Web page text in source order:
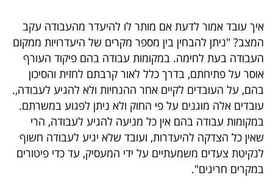
ניוזלטרים
מייל
אדום
פרסמו
באייס
איך עובד אמור לדעת אם מותר לו להיעדר מהעבודה עקב
המצב? "ניתן להבחין בין מספר מקרים של היעדרויות ממקום
העבודה בעת לחימה. במקומות עבודה בהם פיקוד העורף
אוסר על פתיחתם, בדרך כלל לאור קרבתם לחזית והסיכון
בהם, על העובדים לקיים אחר ההנחיות ולא להגיע לעבודה,.
עובדים אלה מוגנים על פי החוק ולא ניתן לפגוע במשרתם.
במקומות עבודה בהם אין כל מניעה להגיע לעבודה, הרי
שאין כל הצדקה להיעדרות, ועובד שלא יגיע לעבודה חשוף
לנקיטת צעדים משמעתיים על ידי המעסיק, עד כדי פיטורים
במקרים חריגים".